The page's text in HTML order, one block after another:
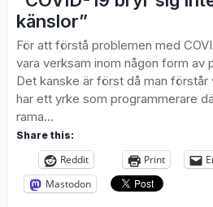
känslor”
För att förstå problemen med
vara verksam inom någon form av
Det kanske är först då man förstår
har ett yrke som programmerare
rama...
Share this:
Reddit Print
Mastodon